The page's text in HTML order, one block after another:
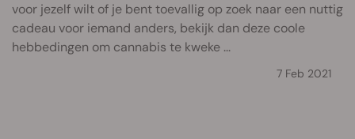
voor jezelf wilt of je bent toevallig op zoek naar een nuttig
cadeau voor iemand anders, bekijk dan deze coole
hebbedingen om cannabis te kweke ...
7 Feb 2021